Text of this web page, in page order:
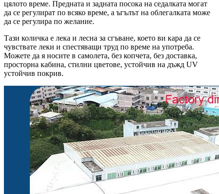
цялото време. Предната и задната посока на седалката могат
да се регулират по всяко време, а ъгълът на облегалката може
да се регулира по желание.
Тази количка е лека и лесна за сгъване, което ви кара да се
чувствате леки и спестяващи труд по време на употреба.
Можете да я носите в самолета, без копчета, без доставка,
просторна кабина, стилни цветове, устойчив на дъжд UV
устойчив покрив.